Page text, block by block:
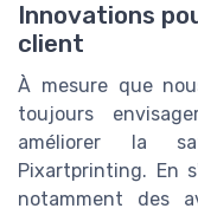
Innovations
client
À mesure que
toujours
améliorer la
Pixartprinting. En
notamment des